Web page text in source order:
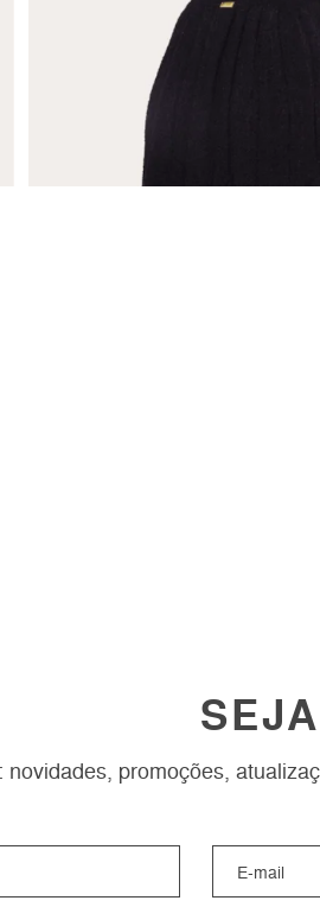
promoções,